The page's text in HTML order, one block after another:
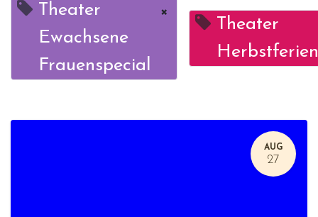
Theater
Ewachsene
Frauenspecial
×
Theater
Herbstferien
AUG
27